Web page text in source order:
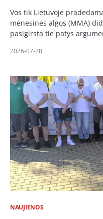
Vos tik Lietuvoje
mėnesinės algos (MMA)
pasigirsta tie patys
2026-07-28
NAUJIENOS